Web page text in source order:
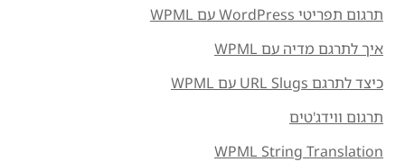
תרגום תפריטי WordPress עם WPML
איך לתרגם מדיה עם WPML
כיצד לתרגם URL Slugs עם WPML
תרגום ווידג'טים
WPML String Translation